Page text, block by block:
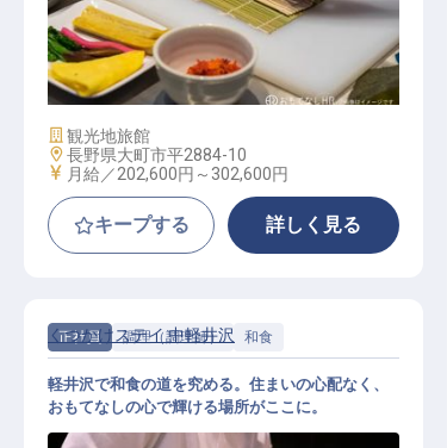
板前（調理人）
施設業態
観光地旅館
勤務地
長野県大町市平2884-10
給与
月給／202,600円～ 302,600円
キープする 詳しく見る
正社員 調理（調理師） 和食
くつかけステイ 中軽井沢
軽井沢で和食の道を究める。住まいの心配なく、
おもてなしの心で輝ける場所がここに。